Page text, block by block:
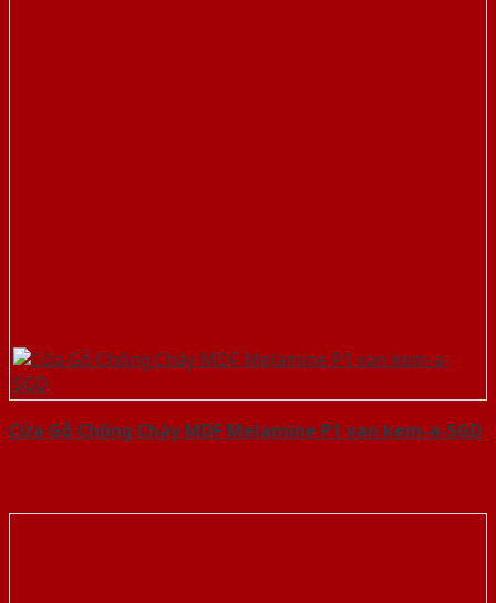
Cửa Gỗ Chống Cháy MDF Melamine P1 van kem-a-SGD